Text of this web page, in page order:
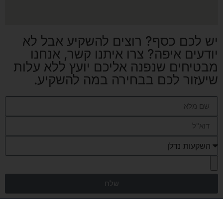
יש לכם כסף? רוצים להשקיע אבל לא
יודעים איפה? צרו איתנו קשר, אנחנו
מבטיחים שנפנה אליכם יועץ ללא עלות
שיעזור לכם בבחירה במה להשקיע.
שלח